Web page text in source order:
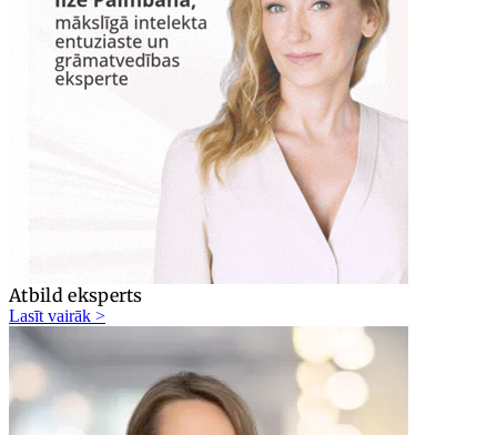
Atbild eksperts
Lasīt vairāk >